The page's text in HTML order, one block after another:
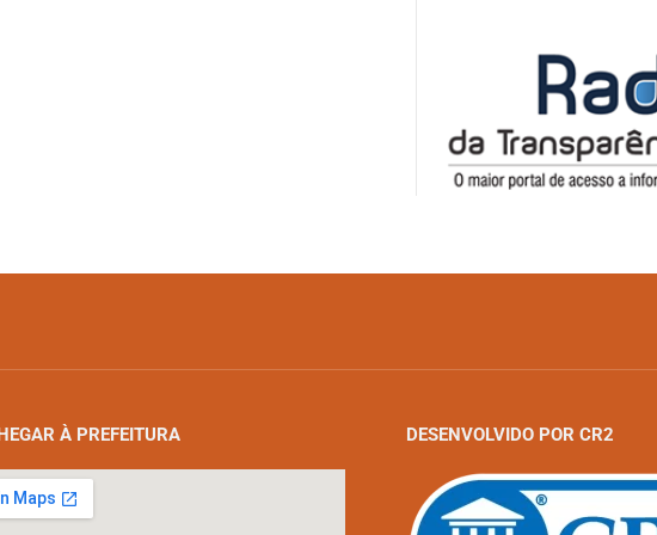
À PREFEITURA DESENVOLVIDO POR CR2